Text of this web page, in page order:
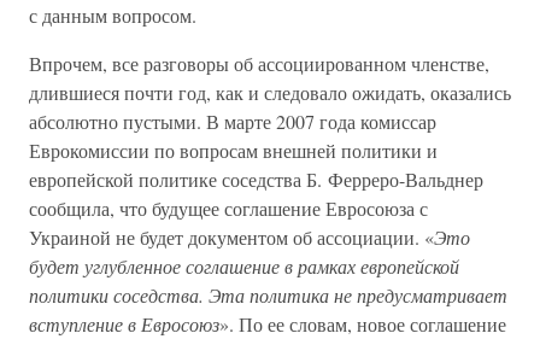
с данным вопросом.
Впрочем, все разговоры об ассоциированном членстве,
длившиеся почти год, как и следовало ожидать, оказались
абсолютно пустыми. В марте 2007 года комиссар
Еврокомиссии по вопросам внешней политики и
европейской политике соседства Б. Ферреро-Вальднер
сообщила, что будущее соглашение Евросоюза с
Украиной не будет документом об ассоциации. «Это
будет углубленное соглашение в рамках европейской
политики соседства. Эта политика не предусматривает
вступление в Евросоюз». По ее словам, новое соглашение